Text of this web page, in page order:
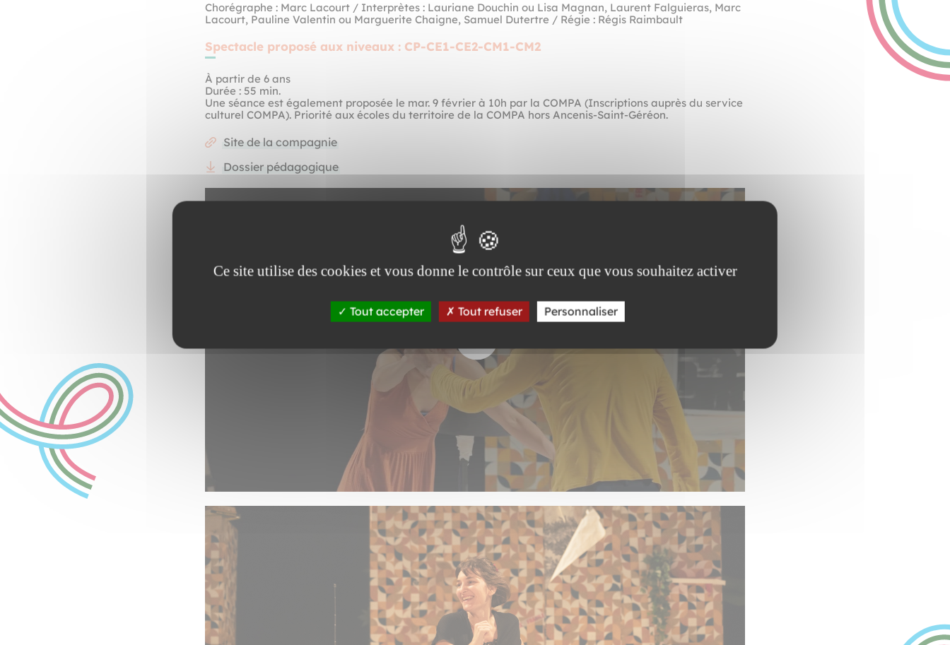
Chorégraphe : Marc Lacourt / Interprètes : Lauriane Douchin ou Lisa Magnan, Laurent Falguieras, Marc
Lacourt, Pauline Valentin ou Marguerite Chaigne, Samuel Dutertre / Régie : Régis Raimbault
Spectacle proposé aux niveaux : CP-CE1-CE2-CM1-CM2
À partir de 6 ans
Durée : 55 min.
Une séance est également proposée le mar. 9 février à 10h par la COMPA (Inscriptions auprès du service
culturel COMPA). Priorité aux écoles du territoire de la COMPA hors Ancenis-Saint-Géréon.
Site de la compagnie
Dossier pédagogique
Ce site utilise des cookies et vous donne le contrôle sur ceux que vous souhaitez activer
Tout accepter Tout refuser Personnaliser